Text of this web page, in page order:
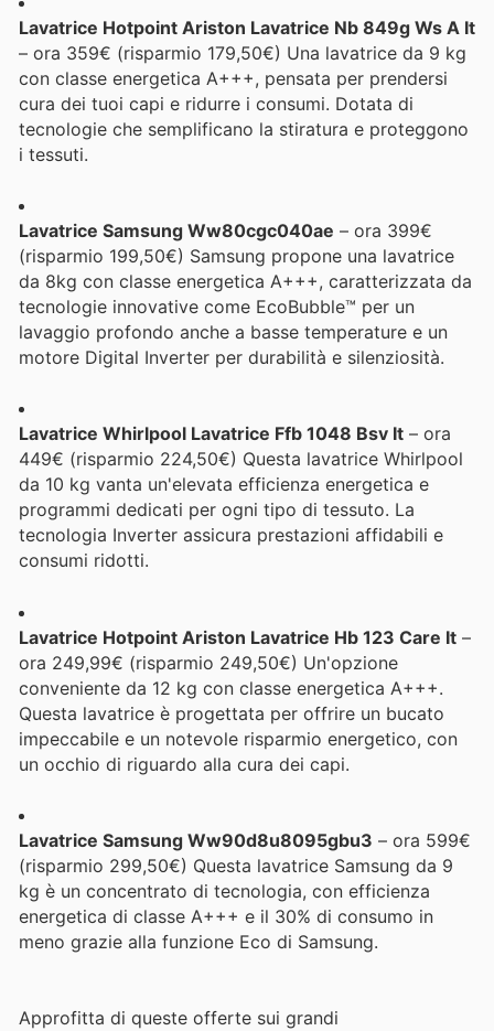
Lavatrice Hotpoint Ariston Lavatrice Nb 849g Ws A It
– ora 359€ (risparmio 179,50€) Una lavatrice da 9 kg
con classe energetica A+++, pensata per prendersi
cura dei tuoi capi e ridurre i consumi. Dotata di
tecnologie che semplificano la stiratura e proteggono
i tessuti.
Lavatrice Samsung Ww80cgc040ae – ora 399€
(risparmio 199,50€) Samsung propone una lavatrice
da 8kg con classe energetica A+++, caratterizzata da
tecnologie innovative come EcoBubble™ per un
lavaggio profondo anche a basse temperature e un
motore Digital Inverter per durabilità e silenziosità.
Lavatrice Whirlpool Lavatrice Ffb 1048 Bsv It – ora
449€ (risparmio 224,50€) Questa lavatrice Whirlpool
da 10 kg vanta un'elevata efficienza energetica e
programmi dedicati per ogni tipo di tessuto. La
tecnologia Inverter assicura prestazioni affidabili e
consumi ridotti.
Lavatrice Hotpoint Ariston Lavatrice Hb 123 Care It –
ora 249,99€ (risparmio 249,50€) Un'opzione
conveniente da 12 kg con classe energetica A+++.
Questa lavatrice è progettata per offrire un bucato
impeccabile e un notevole risparmio energetico, con
un occhio di riguardo alla cura dei capi.
Lavatrice Samsung Ww90d8u8095gbu3 – ora 599€
(risparmio 299,50€) Questa lavatrice Samsung da 9
kg è un concentrato di tecnologia, con efficienza
energetica di classe A+++ e il 30% di consumo in
meno grazie alla funzione Eco di Samsung.
Approfitta di queste offerte sui grandi